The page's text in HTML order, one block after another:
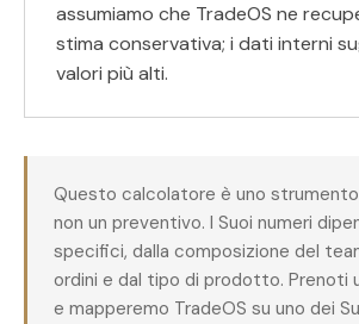
assumiamo che TradeOS ne
stima conservativa; i dati interni
valori più alti.
Questo calcolatore è uno strumento
non un preventivo. I Suoi numeri
specifici, dalla composizione del
ordini e dal tipo di prodotto. Prenoti
e mapperemo TradeOS su uno dei